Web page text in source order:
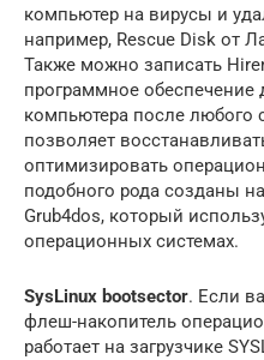
компьютер на вирусы и
например, Rescue Disk от
Также можно записать
программное обеспечение
компьютера после любого
позволяет
оптимизировать
подобного рода созданы
Grub4dos, который
операционных системах.
SysLinux bootsector. Если
флеш-накопитель
работает на загрузчике